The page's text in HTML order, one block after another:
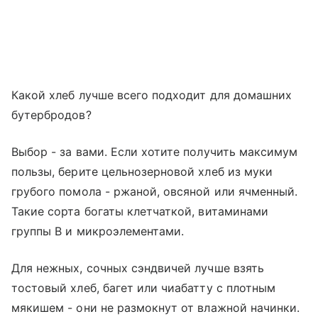
Какой хлеб лучше всего подходит для домашних
бутербродов?
Выбор - за вами. Если хотите получить максимум
пользы, берите цельнозерновой хлеб из муки
грубого помола - ржаной, овсяной или ячменный.
Такие сорта богаты клетчаткой, витаминами
группы B и микроэлементами.
Для нежных, сочных сэндвичей лучше взять
тостовый хлеб, багет или чиабатту с плотным
мякишем - они не размокнут от влажной начинки.